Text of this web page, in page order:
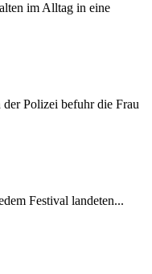
im Alltag in eine
Polizei befuhr die Frau
Festival landeten...